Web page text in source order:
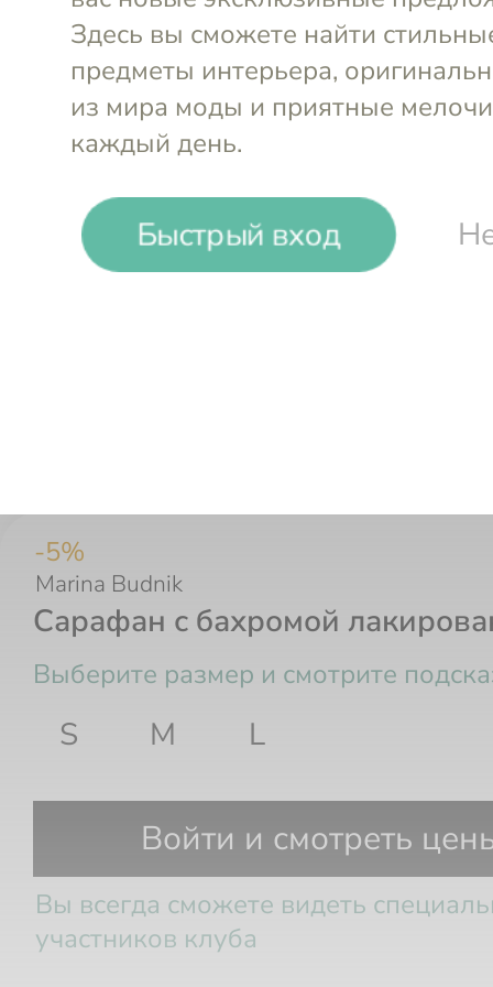
Быстрый вход
-5%
Сарафан с бахромой
Marina Budnik
Выберите размер и смотрите
S M L
Размер РФ Рост Грудь
Войти и смотреть
Вы всегда сможете видеть
участников клуба